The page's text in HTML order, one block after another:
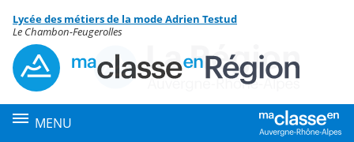
Menu de la rubrique
Contenu
Lycée des métiers de la mode Adrien Testud
Le Chambon-Feugerolles
MENU